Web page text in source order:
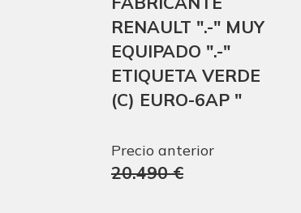
RENAULT ".-" MUY
EQUIPADO ".-"
ETIQUETA VERDE
(C) EURO-6AP "
Precio anterior
20.490 €